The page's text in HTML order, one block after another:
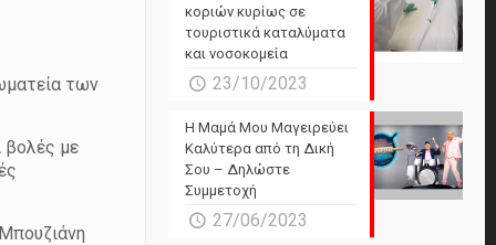
των
βολές με
κοριών κυρίως σε
τουριστικά καταλύματα
και νοσοκομεία
23/10/2023
Η Μαμά Μου Μαγειρεύει
Καλύτερα από τη Δική
Σου – Δηλώστε
Συμμετοχή
27/06/2023